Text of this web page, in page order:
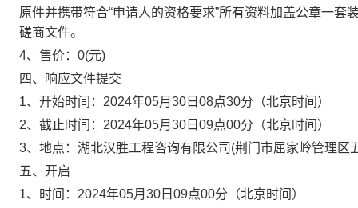
原件并携带符合“申请人的资格要求”所有资料加盖公章一
磋商文件。
4、售价： 0(元)
四、响应文件提交
1、开始时间： 2024年05月30日08点30分 （北京时间）
2、截止时间： 2024年05月30日09点00分 （北京时间）
3、地点： 湖北汉胜工程咨询有限公司(荆门市屈家岭管理区
五、开启
1、时间： 2024年05月30日09点00分 （北京时间）